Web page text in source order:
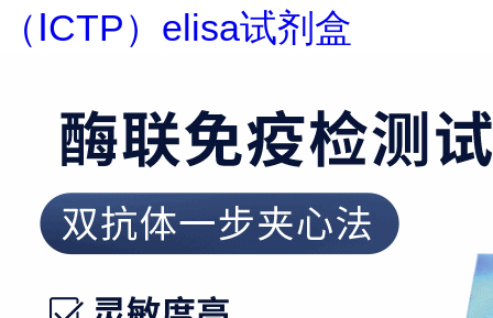
（ⅠCTP）elisa试剂盒